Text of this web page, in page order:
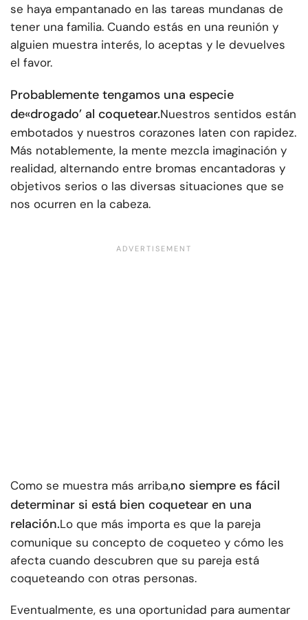
se haya empantanado en las tareas mundanas de
tener una familia. Cuando estás en una reunión y
alguien muestra interés, lo aceptas y le devuelves
el favor.
Probablemente tengamos una especie
de«drogado’ al coquetear.Nuestros sentidos están
embotados y nuestros corazones laten con rapidez.
Más notablemente, la mente mezcla imaginación y
realidad, alternando entre bromas encantadoras y
objetivos serios o las diversas situaciones que se
nos ocurren en la cabeza.
Como se muestra más arriba,no siempre es fácil
determinar si está bien coquetear en una
relación.Lo que más importa es que la pareja
comunique su concepto de coqueteo y cómo les
afecta cuando descubren que su pareja está
coqueteando con otras personas.
Eventualmente, es una oportunidad para aumentar